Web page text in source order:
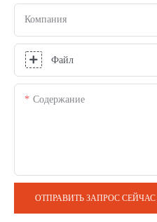
Компания
Файл
Содержание
ОТПРАВИТЬ ЗАПРОС СЕЙЧАС